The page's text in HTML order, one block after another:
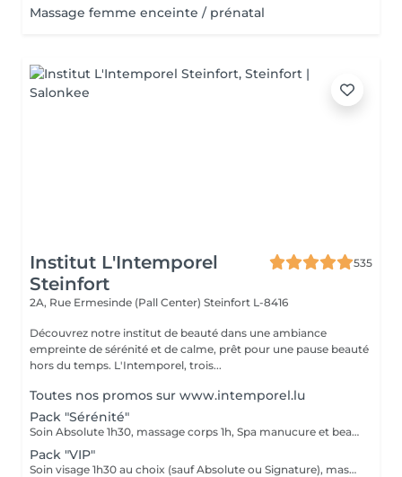
Massage femme enceinte / prénatal
Institut L'Intemporel
Steinfort
535
2A, Rue Ermesinde (Pall Center) Steinfort L-8416
Découvrez notre institut de beauté dans une ambiance
empreinte de sérénité et de calme, prêt pour une pause beauté
hors du temps. L'Intemporel, trois...
Toutes nos promos sur www.intemporel.lu
Pack "Sérénité"
Soin Absolute 1h30, massage corps 1h, Spa manucure et beauté des pieds Le luxe, le calme et la détente, magique ...
Pack "VIP"
Soin visage 1h30 au choix (sauf Absolute ou Signature), massage corps 1h, manucure 30', beauté des pieds 45' Ne peut être fractionné, à faire le même jour